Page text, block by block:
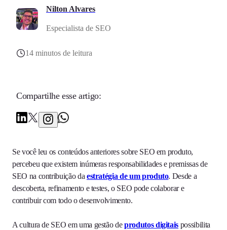
Nilton Alvares
Especialista de SEO
14 minutos de leitura
Compartilhe esse artigo:
Se você leu os conteúdos anteriores sobre SEO em produto,
percebeu que existem inúmeras responsabilidades e premissas de
SEO na contribuição da estratégia de um produto. Desde a
descoberta, refinamento e testes, o SEO pode colaborar e
contribuir com todo o desenvolvimento.
A cultura de SEO em uma gestão deprodutos digitais possibilita